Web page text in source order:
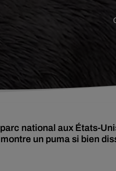
national aux États-
un puma si bien